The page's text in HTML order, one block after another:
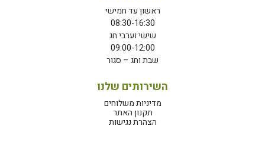
ראשון עד חמישי
08:30-16:30
שישי וערבי חג
09:00-12:00
שבת וחג – סגור
השירותים שלנו
מדיניות משלוחים
תקנון האתר
הצהרת נגישות